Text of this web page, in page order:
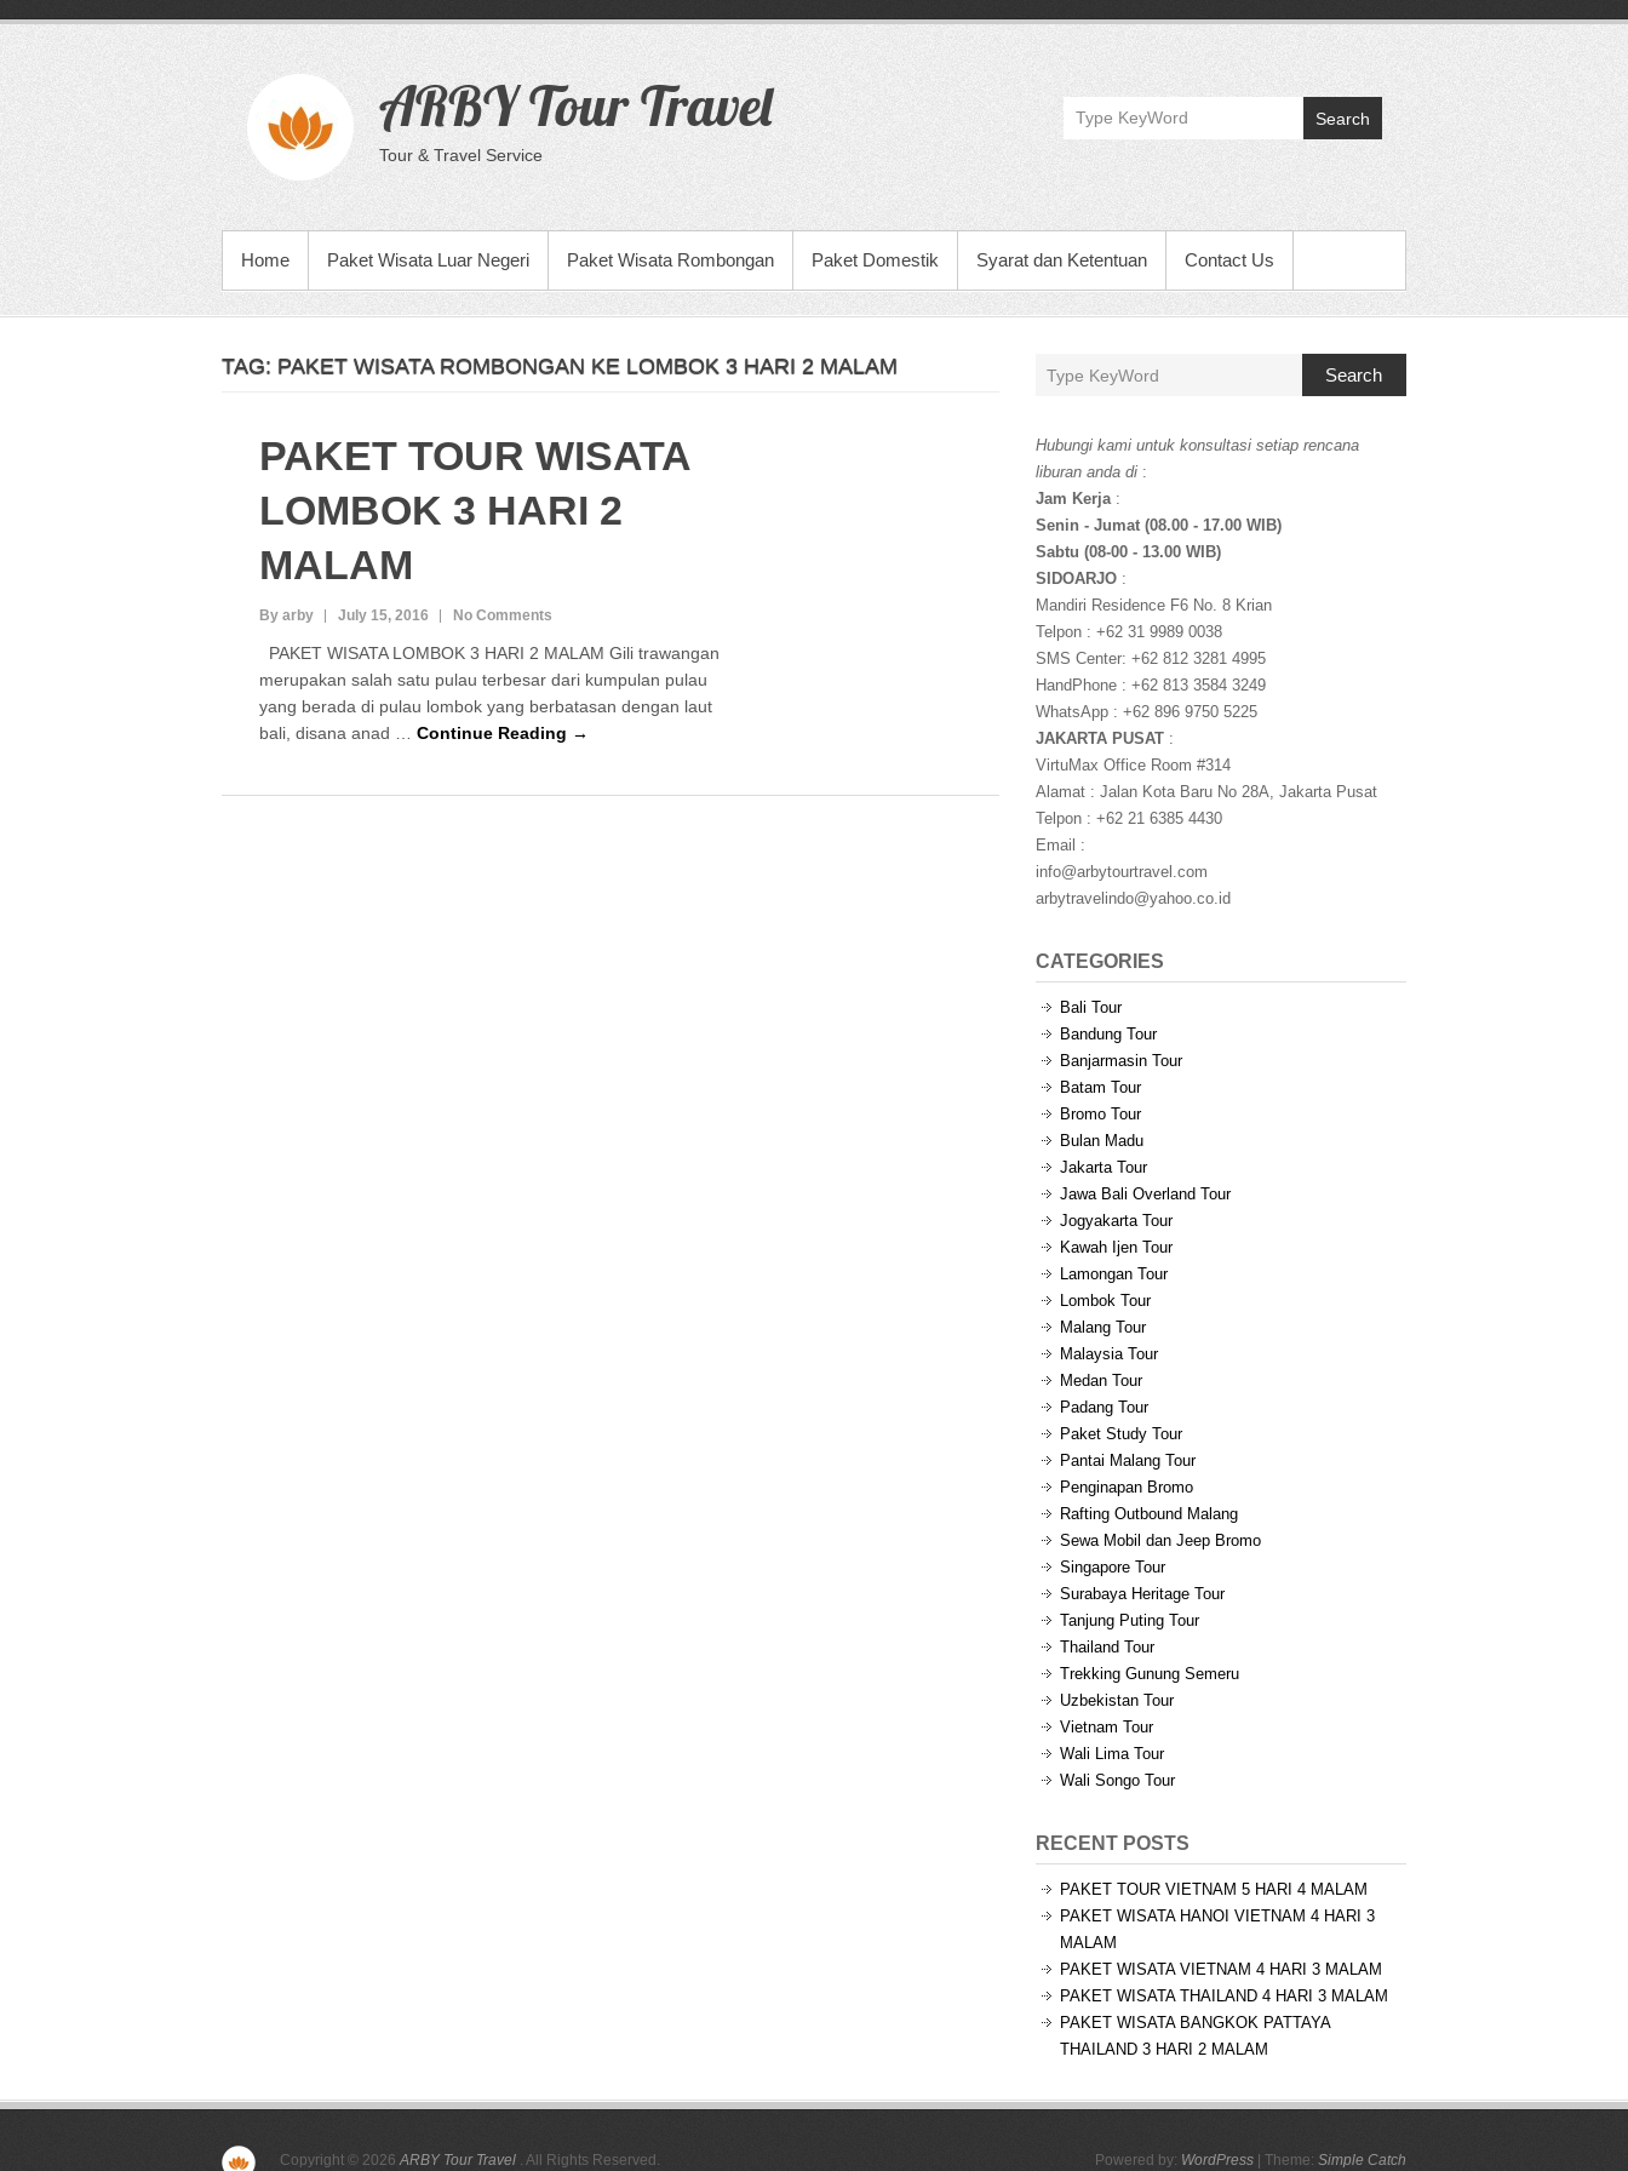
content
ARBY Tour Travel
Tour & Travel Service
Search
PRIMARY MENU
Home Paket Wisata Luar Negeri Paket Wisata Rombongan Paket Domestik Syarat dan Ketentuan Contact Us
TAG: PAKET WISATA ROMBONGAN KE LOMBOK 3 HARI 2 MALAM
PAKET TOUR WISATA
LOMBOK 3 HARI 2
MALAM
By arby July 15, 2016 No Comments
PAKET WISATA LOMBOK 3 HARI 2 MALAM Gili trawangan
merupakan salah satu pulau terbesar dari kumpulan pulau
yang berada di pulau lombok yang berbatasan dengan laut
bali, disana anad … Continue Reading →
Search
Hubungi kami untuk konsultasi setiap rencana
liburan anda di :
Jam Kerja:
Senin - Jumat (08.00 - 17.00 WIB)
Sabtu (08-00 - 13.00 WIB)
SIDOARJO:
Mandiri Residence F6 No. 8 Krian
Telpon : +62 31 9989 0038
SMS Center: +62 812 3281 4995
HandPhone : +62 813 3584 3249
WhatsApp : +62 896 9750 5225
JAKARTA PUSAT :
VirtuMax Office Room #314
Alamat : Jalan Kota Baru No 28A, Jakarta Pusat
Telpon : +62 21 6385 4430
Email :
info@arbytourtravel.com
arbytravelindo@yahoo.co.id
CATEGORIES
Bali Tour
Bandung Tour
Banjarmasin Tour
Batam Tour
Bromo Tour
Bulan Madu
Jakarta Tour
Jawa Bali Overland Tour
Jogyakarta Tour
Kawah Ijen Tour
Lamongan Tour
Lombok Tour
Malang Tour
Malaysia Tour
Medan Tour
Padang Tour
Paket Study Tour
Pantai Malang Tour
Penginapan Bromo
Rafting Outbound Malang
Sewa Mobil dan Jeep Bromo
Singapore Tour
Surabaya Heritage Tour
Tanjung Puting Tour
Thailand Tour
Trekking Gunung Semeru
Uzbekistan Tour
Vietnam Tour
Wali Lima Tour
Wali Songo Tour
RECENT POSTS
PAKET TOUR VIETNAM 5 HARI 4 MALAM
PAKET WISATA HANOI VIETNAM 4 HARI 3
MALAM
PAKET WISATA VIETNAM 4 HARI 3 MALAM
PAKET WISATA THAILAND 4 HARI 3 MALAM
PAKET WISATA BANGKOK PATTAYA
THAILAND 3 HARI 2 MALAM
Copyright © 2026ARBY Tour Travel . All Rights Reserved. Powered by: WordPress | Theme: Simple Catch